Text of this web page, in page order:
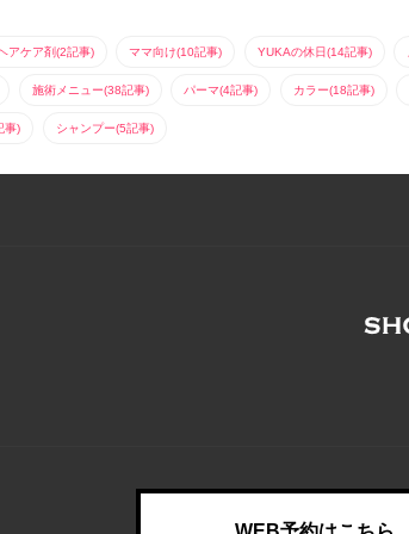
アケア剤(2記事) ママ向け(10記事) YUKAの休日(14記事)
施術メニュー(38記事) パーマ(4記事) カラー(18記事)
事) シャンプー(5記事)